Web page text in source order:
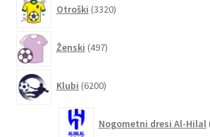
Otroški 3320izdelkov
Ženski 497izdelkov
Klubi 6200izdelkov
Nogometni dresi Al-Hilal